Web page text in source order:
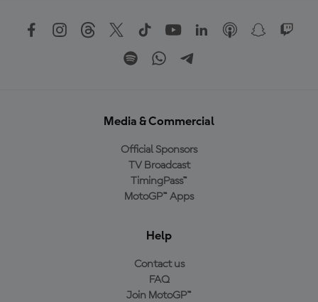
Media & Commercial
Official Sponsors
TV Broadcast
TimingPass™
MotoGP™ Apps
Help
Contact us
FAQ
Join MotoGP™